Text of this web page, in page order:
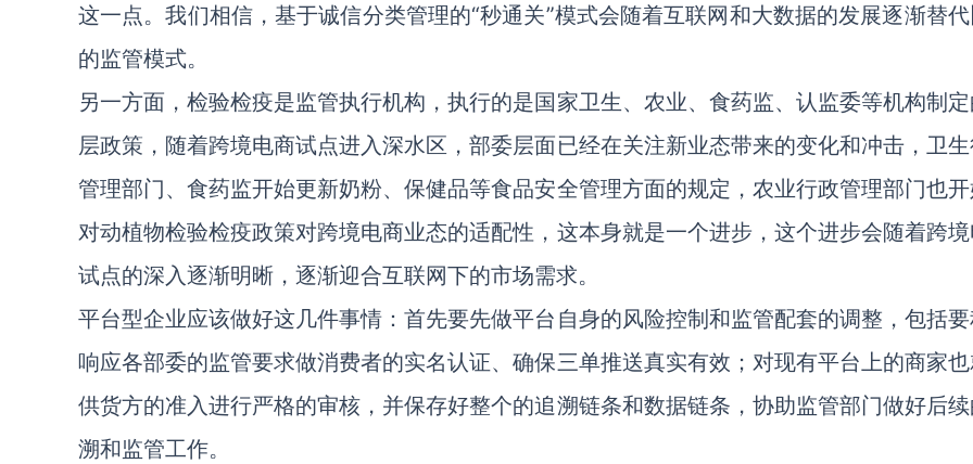
这一点。我们相信，基于诚信分类管理的“秒通关”模式会随着互联网和大数据的发展逐渐替
的监管模式。
另一方面，检验检疫是监管执行机构，执行的是国家卫生、农业、食药监、认监委等机构制
层政策，随着跨境电商试点进入深水区，部委层面已经在关注新业态带来的变化和冲击，卫
管理部门、食药监开始更新奶粉、保健品等食品安全管理方面的规定，农业行政管理部门也
对动植物检验检疫政策对跨境电商业态的适配性，这本身就是一个进步，这个进步会随着跨
试点的深入逐渐明晰，逐渐迎合互联网下的市场需求。
平台型企业应该做好这几件事情：首先要先做平台自身的风险控制和监管配套的调整，包括
响应各部委的监管要求做消费者的实名认证、确保三单推送真实有效；对现有平台上的商家
供货方的准入进行严格的审核，并保存好整个的追溯链条和数据链条，协助监管部门做好后
溯和监管工作。